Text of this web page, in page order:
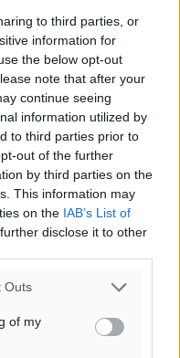
to third parties, or
information for
the below opt-out
note that after your
continue seeing
information utilized by
to third parties prior to
out of the further
by third parties on the
This information may
on the IAB’s List of
disclose it to other
Outs
of my
σήμερα ο Πρέσβης
τον πρόεδρο της